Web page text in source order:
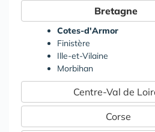
Bretagne
Cotes-d'Armor
Finistère
Ille-et-Vilaine
Morbihan
Centre-Val de
Corse